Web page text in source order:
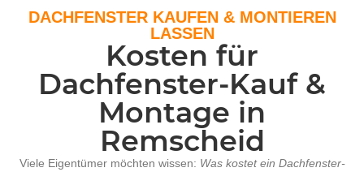
DACHFENSTER KAUFEN & MONTIEREN
LASSEN
Kosten für
Dachfenster-Kauf &
Montage in
Remscheid
Viele Eigentümer möchten wissen: Was kostet ein Dachfenster-